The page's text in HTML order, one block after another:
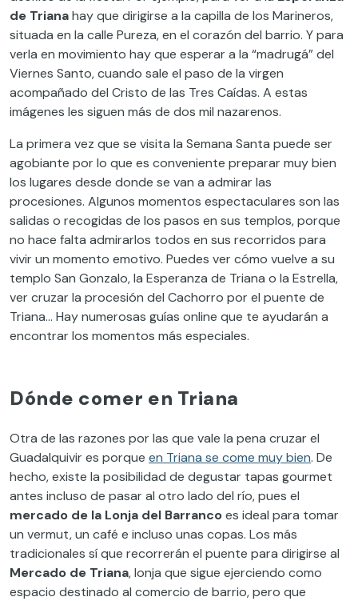
de Trianahay que dirigirse a la capilla de los Marineros,
situada en la calle Pureza, en el corazón del barrio. Y para
verla en movimiento hay que esperar a la “madrugá” del
Viernes Santo, cuando sale el paso de la virgen
acompañado del Cristo de las Tres Caídas. A estas
imágenes les siguen más de dos mil nazarenos.
La primera vez que se visita la Semana Santa puede ser
agobiante por lo que es conveniente preparar muy bien
los lugares desde donde se van a admirar las
procesiones. Algunos momentos espectaculares son las
salidas o recogidas de los pasos en sus templos, porque
no hace falta admirarlos todos en sus recorridos para
vivir un momento emotivo. Puedes ver cómo vuelve a su
templo San Gonzalo, la Esperanza de Triana o la Estrella,
ver cruzar la procesión del Cachorro por el puente de
Triana… Hay numerosas guías online que te ayudarán a
encontrar los momentos más especiales.
Dónde comer en Triana
Otra de las razones por las que vale la pena cruzar el
Guadalquivir es porque en Triana se come muy bien. De
hecho, existe la posibilidad de degustar tapas gourmet
antes incluso de pasar al otro lado del río, pues el
mercado de la Lonja del Barrancoes ideal para tomar
un vermut, un café e incluso unas copas. Los más
tradicionales sí que recorrerán el puente para dirigirse al
Mercado de Triana, lonja que sigue ejerciendo como
espacio destinado al comercio de barrio, pero que